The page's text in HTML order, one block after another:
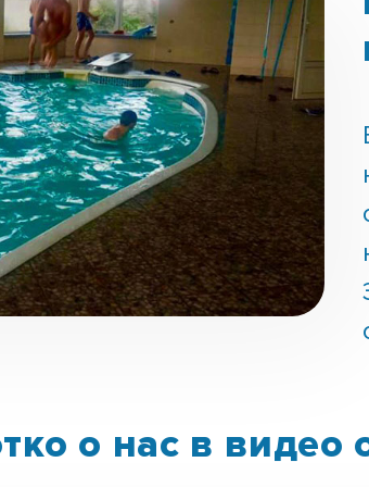
о нас в видео